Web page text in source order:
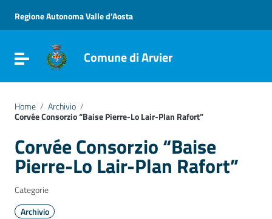
Vai al menu di navigazione
Vai al footer
Regione Autonoma Valle d'Aosta
Attiva / disattiva la navigazione
Comune di Arvier
Home / Archivio /
Corvée Consorzio “Baise Pierre-Lo Lair-Plan Rafort”
Corvée Consorzio “Baise
Pierre-Lo Lair-Plan Rafort”
Categorie
Archivio